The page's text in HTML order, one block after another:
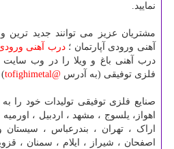
نمایید.
مشتریان عزیز می توانند جدید
آهنی ورودی آپارتمان ؛درب آهنی
درب آهنی باغ و ویلا را در وب سایت ؛
فلزی توفیقی (به آدرس @tofighimetal
)
صنایع فلزی توفیقی تولیدات خود را
اهواز، یلسوج ، مشهد ، اردبیل ،
اراک ، تهران ، بندرعباس ، سیستان
اصفحان ، شیراز ، ایلام ، سمنان ،